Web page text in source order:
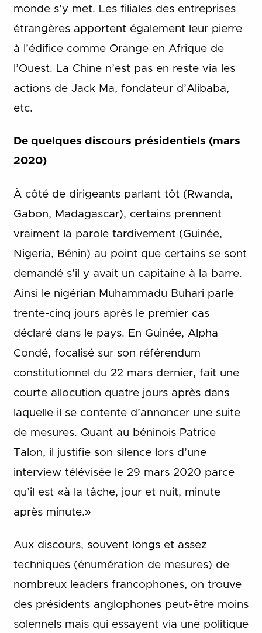
monde s’y met. Les filiales des entreprises
étrangères apportent également leur pierre
à l’édifice comme Orange en Afrique de
l’Ouest. La Chine n’est pas en reste via les
actions de Jack Ma, fondateur d’Alibaba,
etc.
De quelques discours présidentiels (mars
2020)
À côté de dirigeants parlant tôt (Rwanda,
Gabon, Madagascar), certains prennent
vraiment la parole tardivement (Guinée,
Nigeria, Bénin) au point que certains se sont
demandé s’il y avait un capitaine à la barre.
Ainsi le nigérian Muhammadu Buhari parle
trente-cinq jours après le premier cas
déclaré dans le pays. En Guinée, Alpha
Condé, focalisé sur son référendum
constitutionnel du 22 mars dernier, fait une
courte allocution quatre jours après dans
laquelle il se contente d’annoncer une suite
de mesures. Quant au béninois Patrice
Talon, il justifie son silence lors d’une
interview télévisée le 29 mars 2020 parce
qu’il est «à la tâche, jour et nuit, minute
après minute.»
Aux discours, souvent longs et assez
techniques (énumération de mesures) de
nombreux leaders francophones, on trouve
des présidents anglophones peut-être moins
solennels mais qui essayent via une politique